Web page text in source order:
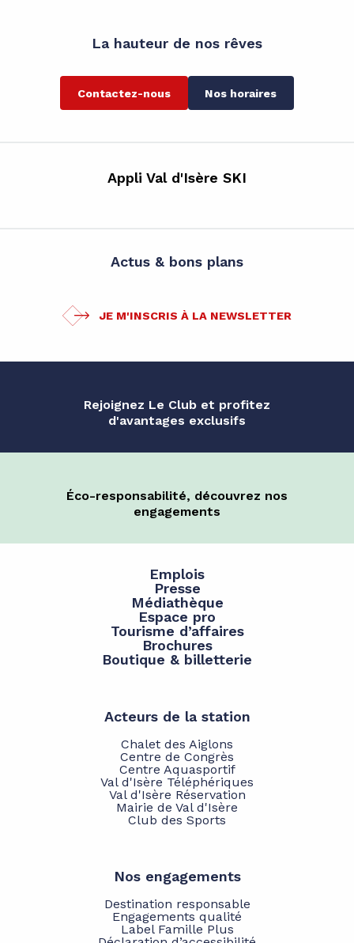
La hauteur de nos rêves
Contactez-nous Nos horaires
Appli Val d'Isère SKI
Actus & bons plans
JE M'INSCRIS À LA NEWSLETTER
Rejoignez Le Club et profitez
d'avantages exclusifs
Éco-responsabilité, découvrez nos
engagements
Emplois
Presse
Médiathèque
Espace pro
Tourisme d’affaires
Brochures
Boutique & billetterie
Acteurs de la station
Chalet des Aiglons
Centre de Congrès
Centre Aquasportif
Val d'Isère Téléphériques
Val d'Isère Réservation
Mairie de Val d'Isère
Club des Sports
Nos engagements
Destination responsable
Engagements qualité
Label Famille Plus